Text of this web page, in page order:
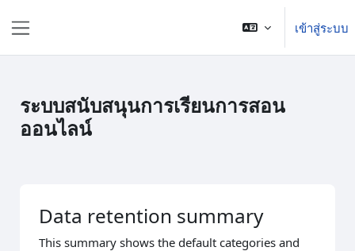
เข้าสู่ระบบ
ระบบสนับสนุนการเรียนการสอน
ออนไลน์
Data retention summary
This summary shows the default categories and